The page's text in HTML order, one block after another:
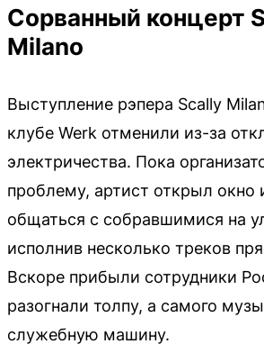
Сорванный концерт
Milano
Выступление рэпера Scally
клубе Werk отменили из-за
электричества. Пока
проблему, артист открыл окно
общаться с собравшимися на
исполнив несколько треков
Вскоре прибыли сотрудники
разогнали толпу, а самого
служебную машину.